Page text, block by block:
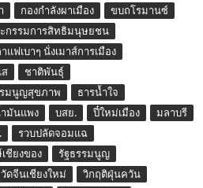
กองกำลังผาเมือง
ขบถโรมานซ์
กรรมการสิทธิมนุษยชน
แฟเบาๆ นั่งเมาส์การเมือง
ชาติพันธุ์
มนูญสุขภาพ
ธารน้ำใจ
มันแพง บสย. ปี๋ใหม่เมือง
มลาบรี
รวบปลัดจอมแฉ
ชียงของ
รัฐธรรมนูญ
วัดจีนเชียงใหม่
วิกฤติฝุ่นควัน